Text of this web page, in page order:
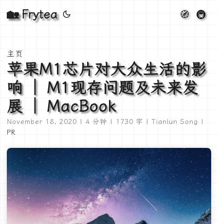
🏡 Frytea 🧭 🚇
主页
苹果M1芯片对大众生活的影
响 ｜ M1现存问题及未来发
展 ｜ MacBook
November 18, 2020 | 4 分钟 | 1730 字 | Tianlun Song |
PR